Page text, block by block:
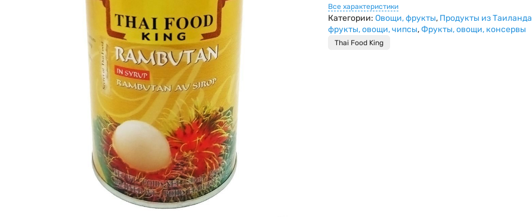
Все характеристики
Категории: Овощи, фрукты, Продукты из Таиланда
фрукты, овощи, чипсы,Фрукты, овощи, консервы
Thai Food King